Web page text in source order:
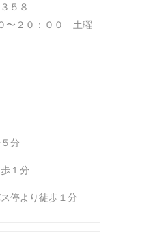
５８
〜２０：００ 土曜
分
１分
停より徒歩１分